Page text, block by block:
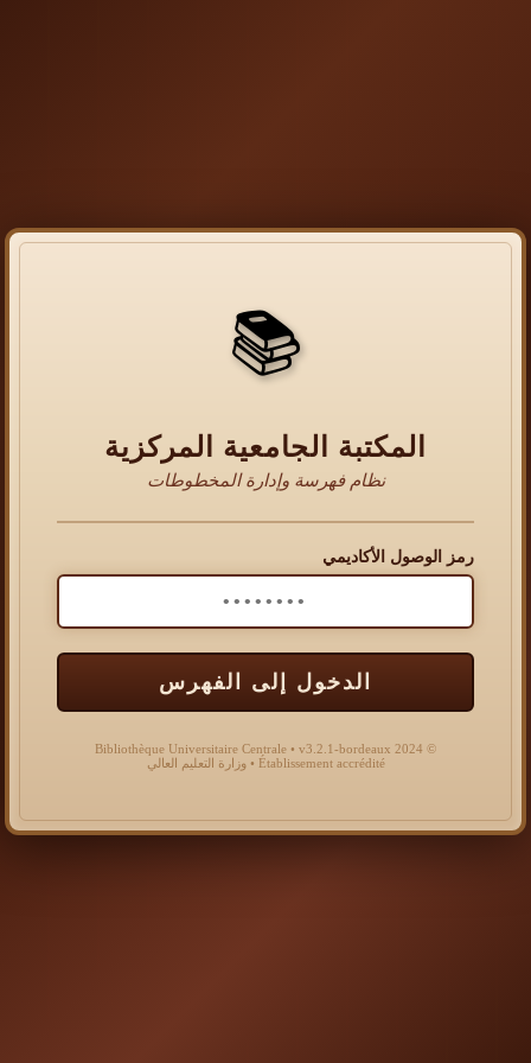
📚
المكتبة الجامعية المركزية
نظام فهرسة وإدارة المخطوطات
رمز الوصول الأكاديمي
الدخول إلى الفهرس
© 2024 Bibliothèque Universitaire Centrale • v3.2.1-bordeaux
Établissement accrédité • وزارة التعليم العالي